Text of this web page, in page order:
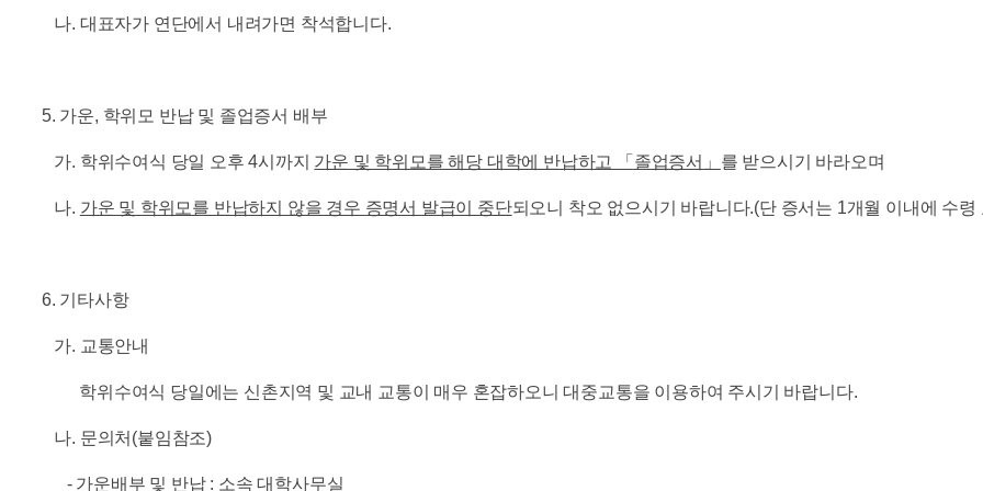
나. 대표자가 연단에서 내려가면 착석합니다.
5. 가운, 학위모 반납 및 졸업증서 배부
가. 학위수여식 당일 오후 4시까지 가운 및 학위모를 해당 대학에 반납하고 「 졸업증서 」 를 받으시기 바라오며
나. 가운 및 학위모를 반납하지 않을 경우 증명서 발급이 중단되오니 착오 없으시기 바랍니다.(단 증서는 1개월 이내에 수령
6. 기타사항
가. 교통안내
학위수여식 당일에는 신촌지역 및 교내 교통이 매우 혼잡하오니 대중교통을 이용하여 주시기 바랍니다.
나. 문의처(붙임참조)
- 가운배부 및 반납 : 소속 대학사무실